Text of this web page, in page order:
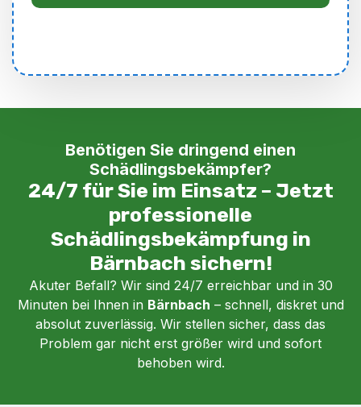
Benötigen Sie dringend einen
Schädlingsbekämpfer?
24/7 für Sie im Einsatz – Jetzt
professionelle
Schädlingsbekämpfung in
Bärnbach sichern!
Akuter Befall? Wir sind 24/7 erreichbar und in 30
Minuten bei Ihnen in Bärnbach – schnell, diskret und
absolut zuverlässig. Wir stellen sicher, dass das
Problem gar nicht erst größer wird und sofort
behoben wird.